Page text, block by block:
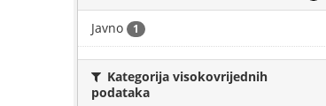
Javno 1
Kategorija visokovrijednih
podataka